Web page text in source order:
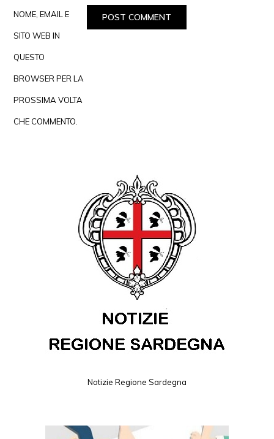
NOME, EMAIL E
SITO WEB IN
QUESTO
BROWSER PER LA
PROSSIMA VOLTA
CHE COMMENTO.
Notizie Regione Sardegna